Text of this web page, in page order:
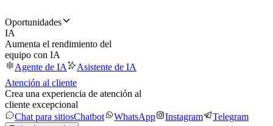
Oportunidades
IA
Aumenta el rendimiento del
equipo con IA
Agente de IA
Asistente de IA
Atención al cliente
Crea una experiencia de atención al
cliente excepcional
Chat para sitiosChatbot WhatsApp Instagram Telegram